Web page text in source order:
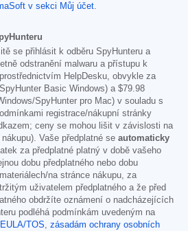
v sekci Můj účet.
se přihlásit k odběru SpyHunteru a
odstranění malwaru a přístupu k
HelpDesku, obvykle za
Basic Windows) a $79.98
SpyHunter pro Mac) v souladu s
registrace/nákupní stránky
ceny se mohou lišit v závislosti na
Vaše předplatné se automaticky
za předplatné platný v době vašeho
dobu předplatného nebo dobu
na stránce nákupu, za
uživatelem předplatného a že před
obdržíte oznámení o nadcházejících
podléhá podmínkám uvedeným na
TOS, zásadám ochrany osobních